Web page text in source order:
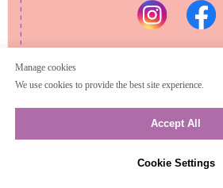
Manage cookies
We use cookies to provide the best site experience.
Accept All
Cookie Settings